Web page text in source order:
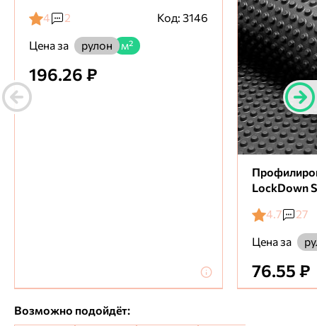
4
2
Код: 3146
Цена за
рулон м²
196.26 ₽
LockDown
4.7
27
Цена за
76.55 ₽
Возможно подойдёт: